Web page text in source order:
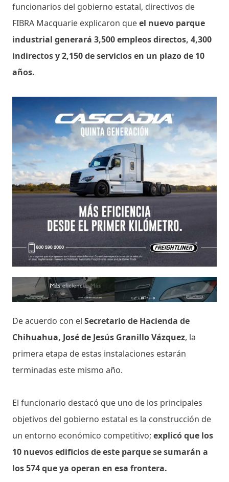
funcionarios del gobierno estatal, directivos de
FIBRA Macquarie explicaron queel nuevo parque
industrial generará 3,500 empleos directos, 4,300
indirectos y 2,150 de servicios en un plazo de 10
años.
De acuerdo con el Secretario de Hacienda de
Chihuahua, José de Jesús Granillo Vázquez, la
primera etapa de estas instalaciones estarán
terminadas este mismo año.
El funcionario destacó que uno de los principales
objetivos del gobierno estatal es la construcción de
un entorno económico competitivo; explicó que los
10 nuevos edificios de este parque se sumarán a
los 574 que ya operan en esa frontera.